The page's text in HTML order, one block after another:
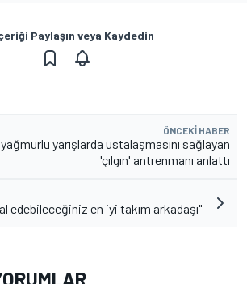
Paylaşın veya Kaydedin
ÖNCEKI HABER
yarışlarda ustalaşmasını sağlayan
'çılgın' antrenmanı anlattı
edebileceğiniz en iyi takım arkadaşı"